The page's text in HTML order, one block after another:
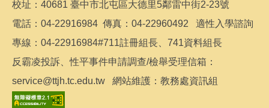
校址：40681 臺中市北屯區大德里5鄰雷中街2-23號
電話：04-22916984 傳真：04-22960492 適性入學諮詢
專線：04-22916984#711註冊組長、741資料組長
反霸凌投訴、性平事件申請調查/檢舉受理信箱：
service@ttjh.tc.edu.tw 網站維護：教務處資訊組